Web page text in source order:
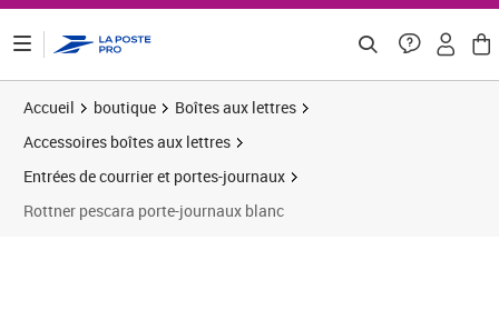
Accueil boutique
Boîtes aux lettres
Accessoires boîtes aux lettres
Entrées de courrier et portes-journaux
Rottner pescara porte-journaux blanc